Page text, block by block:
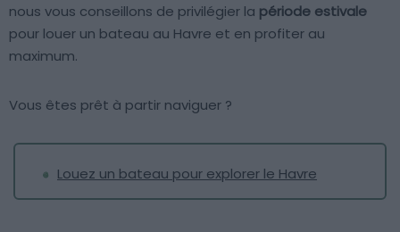
nous vous conseillons de privilégier la période estivale
pour louer un bateau au Havre et en profiter au
maximum.
Vous êtes prêt à partir naviguer ?
Louez un bateau pour explorer le Havre